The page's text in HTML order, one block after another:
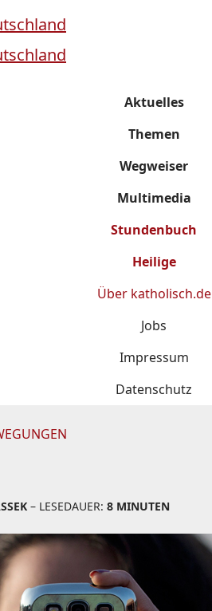
Aktuelles
Themen
Wegweiser
Multimedia
Stundenbuch
Heilige
Über katholisch.de
Jobs
Impressum
Datenschutz
– LESEDAUER: 8 MINUTEN